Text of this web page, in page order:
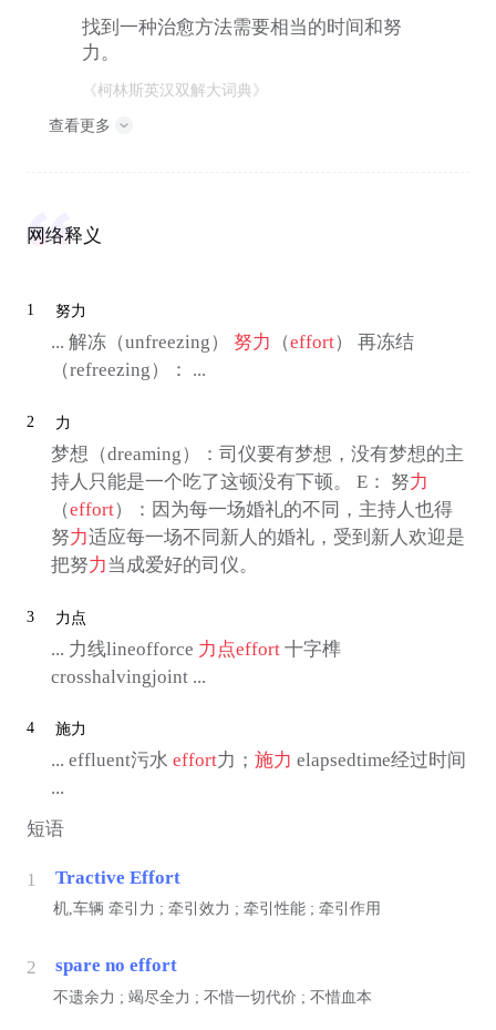
找到一种治愈方法需要相当的时间和努
力。
《柯林斯英汉双解大词典》
查看更多
网络释义
1 努力
... 解冻（unfreezing） 努力 （effort） 再冻结
（refreezing）： ...
2 力
梦想（dreaming）：司仪要有梦想，没有梦想的主
持人只能是一个吃了这顿没有下顿。 E： 努力
（effort）：因为每一场婚礼的不同，主持人也得
努力适应每一场不同新人的婚礼，受到新人欢迎是
把努力当成爱好的司仪。
3 力点
... 力线lineofforce 力点effort十字榫
crosshalvingjoint ...
4 施力
... effluent污水 effort力； 施力 elapsedtime经过时间
...
短语
1 Tractive Effort
机,车辆 牵引力 ; 牵引效力 ; 牵引性能 ; 牵引作用
2 spare no effort
不遗余力 ; 竭尽全力 ; 不惜一切代价 ; 不惜血本